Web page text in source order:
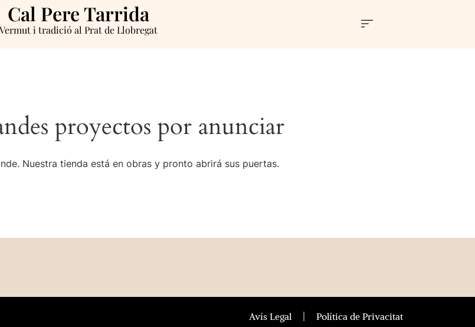
Cal Pere Tarrida
Vermut i tradició al Prat de Llobregat
proyectos por anunciar
Nuestra tienda está en obras y pronto abrirá sus puertas.
Avís Legal Política de Privacitat